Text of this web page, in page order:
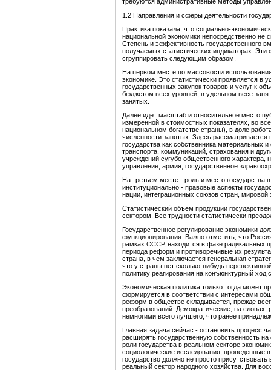
1.2 Направления и сферы деятельности
Практика показала, что социально-
национальной экономики непосредственно не
Степень и эффективность государственного
получаемых статистических индикаторах.
сгруппировать следующим образом.
На первом месте по массовости
экономике. Это статистически проявляется
государственных закупок товаров и услуг к
бюджетом всех уровней, в удельном весе
занятых.
Далее идет масштаб и относительное место
измеренной в стоимостных показателях, во
национальном богатстве страны), в доле
численности занятых. Здесь рассматривается
государства как собственника материальных
транспорта, коммуникаций, страхования и
учреждений сугубо общественного
управление, армия, государственное
На третьем месте - роль и место государства
институционально - правовые аспекты
нации, интеграционных союзов стран, мировой
Статистический объем продукции
сектором. Все трудности статистически
Государственное регулирование экономики
функционирования. Важно отметить, что
рамках СССР, находится в фазе радикальных
периода реформ и противоречивые их
страна, в чем заключается генеральная
что у страны нет сколько-нибудь
политику реагирования на конъюнктурный
Экономическая политика только тогда может
формируется в соответствии с интересами
реформ в обществе складывается, прежде
преобразований. Демократические, на
немногими всего лучшего, что ранее
Главная задача сейчас - остановить процесс
расширять государственную собственность
роли государства в реальном секторе
социологические исследования, проведенные
государство должно не просто
реальный сектор народного хозяйства. Для